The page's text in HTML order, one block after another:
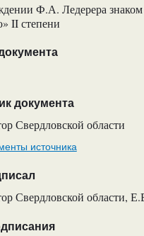
Ф.А. Ледерера знаком
II степени
документа
Свердловской области
источника
Свердловской области,